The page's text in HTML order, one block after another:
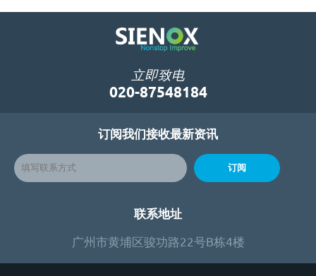
立即致电
020-87548184
订阅我们接收最新资讯
订阅
联系地址
广州市黄埔区骏功路22号B栋4楼